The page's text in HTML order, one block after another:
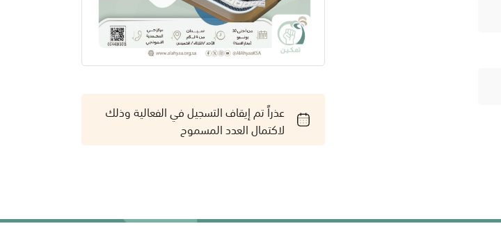
عذراً تم إيقاف التسجيل في الفعالية وذلك
لاكتمال العدد المسموح